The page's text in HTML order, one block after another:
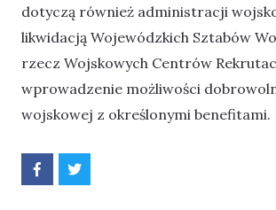
dotyczą również administracji
likwidacją Wojewódzkich Sztabów
rzecz Wojskowych Centrów
wprowadzenie możliwości
wojskowej z określonymi benefitami.
o
o